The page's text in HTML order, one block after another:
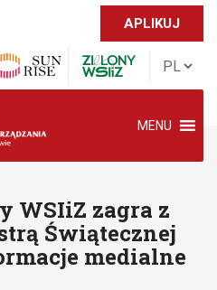
APLIKUJ
MENU
WSIiZ zagra z
Świątecznej
medialne